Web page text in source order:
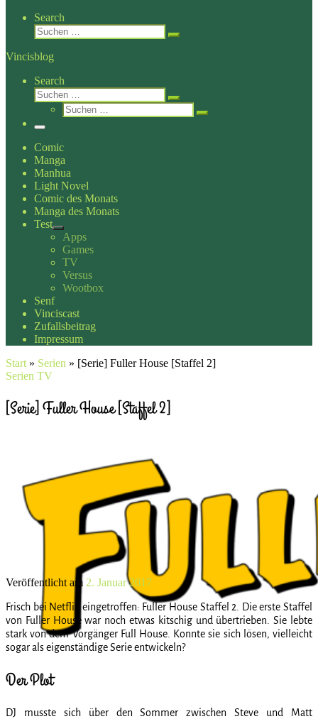
Search
Suche
Suchen …
Vincisblog
Search
Suche
Suchen …
Suche
Suchen …
Menü
Comic
Manga
Manhua
Light Novel
Comic des Monats
Manga des Monats
Test
Apps
Games
TV
Versus
Wootbox
Senf
Vinciscast
Zufallsbeitrag
Impressum
Start » Serien » [Serie] Fuller House [Staffel 2]
Serien TV
[Serie] Fuller House [Staffel 2]
Veröffentlicht am 2. Januar 2017
Frisch bei Netflix eingetroffen: Fuller House Staffel 2. Die erste Staffel
von Fuller House war noch etwas kitschig und übertrieben. Sie lebte
stark von dem Vorgänger Full House. Konnte sie sich lösen, vielleicht
sogar als eigenständige Serie entwickeln?
Der Plot
DJ musste sich über den Sommer zwischen Steve und Matt